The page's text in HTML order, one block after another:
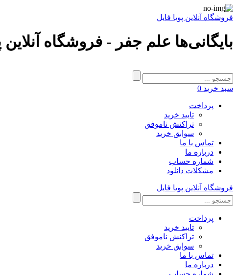
فروشگاه آنلاین پویا فایل
بایگانی‌ها علم جفر - فروشگاه آنلاین
سبد خرید 0
پرداخت
تایید خرید
تراکنش ناموفق
سوابق خرید
تماس با ما
درباره ما
شماره حساب
مشکلات دانلود
فروشگاه آنلاین پویا فایل
پرداخت
تایید خرید
تراکنش ناموفق
سوابق خرید
تماس با ما
درباره ما